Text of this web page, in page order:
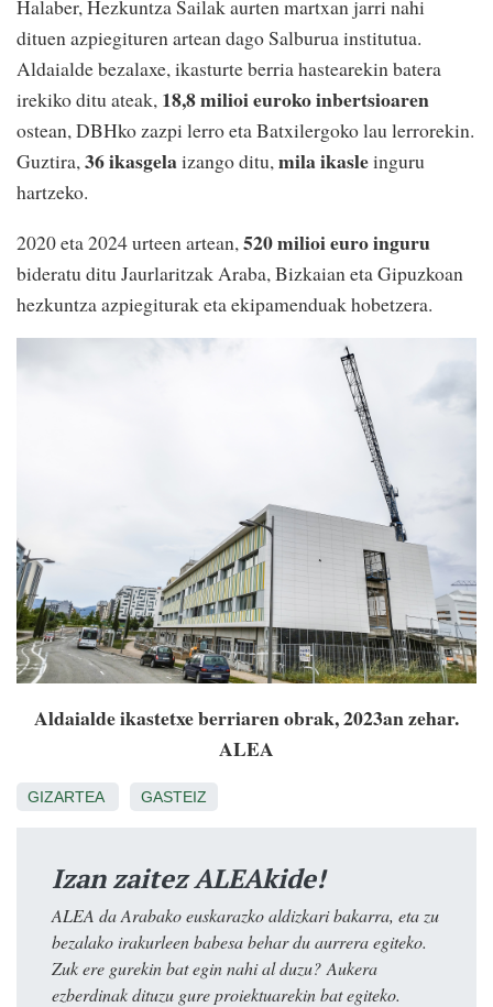
Halaber, Hezkuntza Sailak aurten martxan jarri nahi
dituen azpiegituren artean dago Salburua institutua.
Aldaialde bezalaxe, ikasturte berria hastearekin batera
irekiko ditu ateak, 18,8 milioi euroko inbertsioaren
ostean, DBHko zazpi lerro eta Batxilergoko lau lerrorekin.
Guztira,36 ikasgelaizango ditu,mila ikasleinguru
hartzeko.
2020 eta 2024 urteen artean, 520 milioi euro inguru
bideratu ditu Jaurlaritzak Araba, Bizkaian eta Gipuzkoan
hezkuntza azpiegiturak eta ekipamenduak hobetzera.
Aldaialde ikastetxe berriaren obrak, 2023an zehar.
ALEA
GIZARTEA GASTEIZ
Izan zaitez ALEAkide!
ALEA da Arabako euskarazko aldizkari bakarra, eta zu
bezalako irakurleen babesa behar du aurrera egiteko.
Zuk ere gurekin bat egin nahi al duzu? Aukera
ezberdinak dituzu gure proiektuarekin bat egiteko.